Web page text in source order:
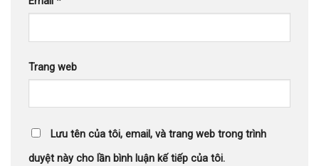
Trang web
Lưu tên của tôi, email, và trang web trong trình
duyệt này cho lần bình luận kế tiếp của tôi.